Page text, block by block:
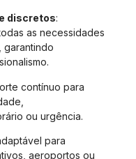
discretos:
as necessidades
garantindo
contínuo para
ou urgência.
para
aeroportos ou